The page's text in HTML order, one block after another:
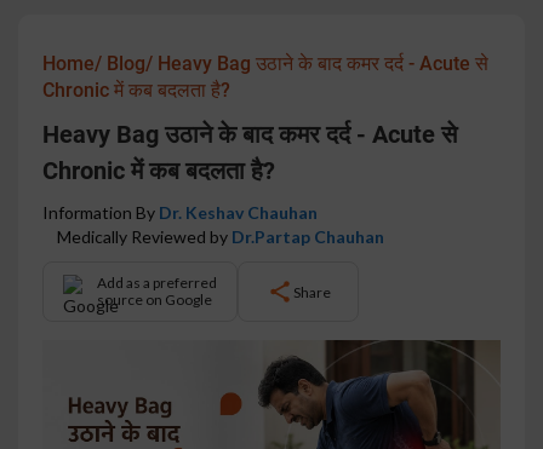
Home/ Blog/ Heavy Bag उठाने के बाद कमर दर्द - Acute से
Chronic में कब बदलता है?
Heavy Bag उठाने के बाद कमर दर्द - Acute से
Chronic में कब बदलता है?
Information By Dr. Keshav Chauhan
Medically Reviewed by Dr.Partap Chauhan
Add as a preferred
source on Google
Share